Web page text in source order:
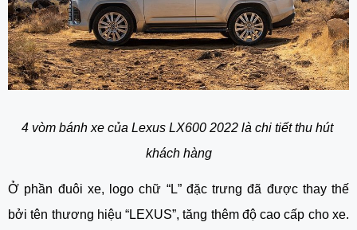
4 vòm bánh xe của Lexus LX600 2022 là chi tiết thu hút
khách hàng
Ở phần đuôi xe, logo chữ “L” đặc trưng đã được thay thế
bởi tên thương hiệu “LEXUS”, tăng thêm độ cao cấp cho xe.